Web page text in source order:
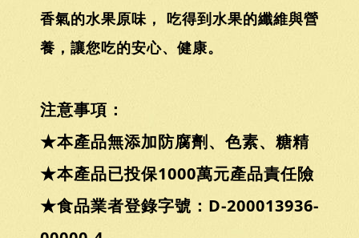
香氣的水果原味， 吃得到水果的纖維與營
養，讓您吃的安心、健康。
注意事項：
★本產品無添加防腐劑、色素、糖精
★本產品已投保1000萬元產品責任險
★食品業者登錄字號：D-200013936-